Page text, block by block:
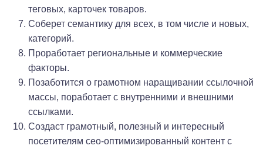
теговых, карточек товаров.
Соберет семантику для всех, в том числе и новых,
категорий.
Проработает региональные и коммерческие
факторы.
Позаботится о грамотном наращивании ссылочной
массы, поработает с внутренними и внешними
ссылками.
Создаст грамотный, полезный и интересный
посетителям сео-оптимизированный контент с